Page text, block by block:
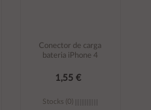
Conector de carga
bateria iPhone 4
1,55 €
Stocks (0)